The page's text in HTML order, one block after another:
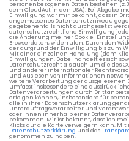
personenbezogenen Daten bestehen (z.B.
dem CloudAct in den USA). Bei Abgabe
Einwilligung war mir bekannt, dass in
angemessenes Datenschutzniveau
gegebenenfalls nicht durchgesetzt
datenschutzrechtliche Einwilligung
die Änderung meiner Cookie-
Browserdaten, widerrufen. Durch den
der aufgrund der Einwilligung bis zum
Mit einer einzelnen Handlung (dem
Einwilligungen. Dabei handelt es sich
Datenschutzrecht als auch um die des
und anderer internationaler
und Auslesen von Informationen
weitere Verarbeitung der ausgelesenen
umfasst insbesondere eine
Datenverarbeitungen durch
erfolgen können, insbesondere für
alle in ihrer Datenschutzerklärung
Unterauftragsverarbeiter und
oder ihnen innerhalb einer
bekommen. Mir ist bekannt, dass ich
Klicks auf die Karte verweigern kann.
Datenschutzerklärung und das
genommen zu haben.